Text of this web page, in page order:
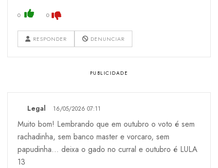
0 0
RESPONDER DENUNCIAR
Legal 16/05/2026 07:11
Muito bom! Lembrando que em outubro o voto é sem
rachadinha, sem banco master e vorcaro, sem
papudinha... deixa o gado no curral e outubro é LULA
13